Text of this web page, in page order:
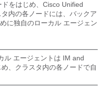
をはじめ、Cisco Unified
内の各ノードには、バックア
に独自のローカル エージェン
ル エージェントは IM and
、クラスタ内の各ノードで自